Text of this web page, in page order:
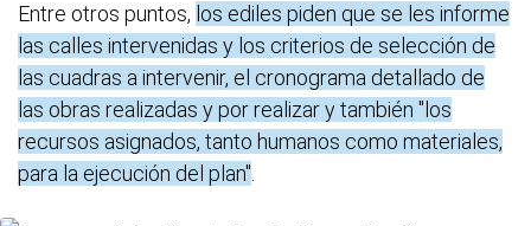
Entre otros puntos, los ediles piden que se les informe
las calles intervenidas y los criterios de selección de
las cuadras a intervenir, el cronograma detallado de
las obras realizadas y por realizar y también "los
recursos asignados, tanto humanos como materiales,
para la ejecución del plan"